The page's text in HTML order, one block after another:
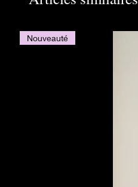
Nouveauté